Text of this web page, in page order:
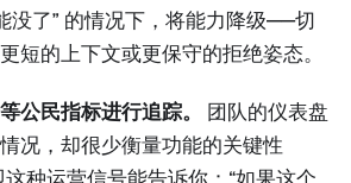
没了” 的情况下，将能力降级——切
短的上下文或更保守的拒绝姿态。
公民指标进行追踪。
团队的仪表盘
况，却很少衡量功能的关键性